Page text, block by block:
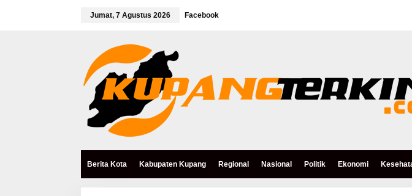
Jumat, 7 Agustus 2026 Facebook
Berita Kota Kabupaten Kupang Regional Nasional Politik Ekonomi